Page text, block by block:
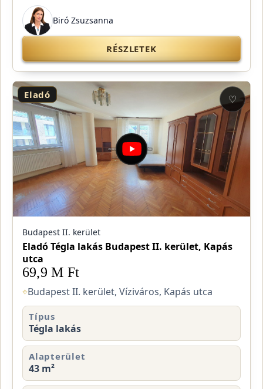
Biró Zsuzsanna
RÉSZLETEK
Eladó ♡
Budapest II. kerület
Eladó Tégla lakás Budapest II. kerület, Kapás
utca
69,9 M Ft
⌖Budapest II. kerület, Víziváros, Kapás utca
Típus
Tégla lakás
Alapterület
43 m²